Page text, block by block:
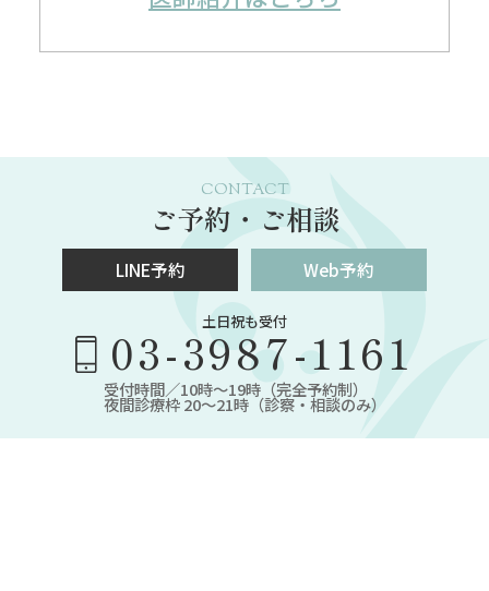
CONTACT
ご予約・ご相談
LINE予約 Web予約
土日祝も受付
03-3987-1161
受付時間／10時～19時（完全予約制）
夜間診療枠 20～21時（診察・相談のみ）